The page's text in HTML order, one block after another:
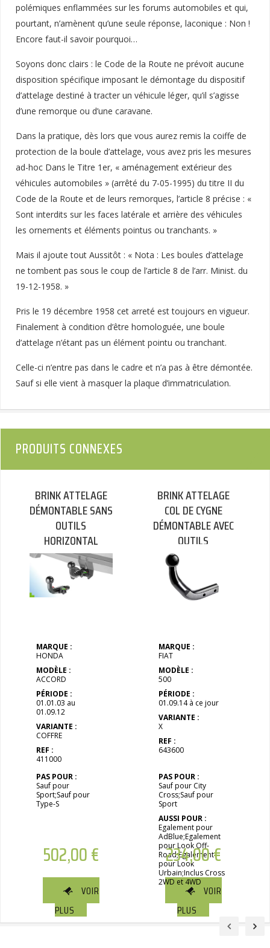
polémiques enflammées sur les forums automobiles et qui,
pourtant, n’amènent qu’une seule réponse, laconique : Non !
Encore faut-il savoir pourquoi…
Soyons donc clairs : le Code de la Route ne prévoit aucune
disposition spécifique imposant le démontage du dispositif
d’attelage destiné à tracter un véhicule léger, qu’il s’agisse
d’une remorque ou d’une caravane.
Dans la pratique, dès lors que vous aurez remis la coiffe de
protection de la boule d’attelage, vous avez pris les mesures
ad-hoc Dans le Titre 1er, « aménagement extérieur des
véhicules automobiles » (arrêté du 7-05-1995) du titre II du
Code de la Route et de leurs remorques, l’article 8 précise : «
Sont interdits sur les faces latérale et arrière des véhicules
les ornements et éléments pointus ou tranchants. »
Mais il ajoute tout Aussitôt : « Nota : Les boules d’attelage
ne tombent pas sous le coup de l’article 8 de l’arr. Minist. du
19-12-1958. »
Pris le 19 décembre 1958 cet arreté est toujours en vigueur.
Finalement à condition d’être homologuée, une boule
d’attelage n’étant pas un élément pointu ou tranchant.
Celle-ci n’entre pas dans le cadre et n’a pas à être démontée.
Sauf si elle vient à masquer la plaque d’immatriculation.
PRODUITS CONNEXES
BRINK ATTELAGE
DÉMONTABLE SANS
OUTILS
HORIZONTAL
MARQUE :
HONDA
MODÈLE :
ACCORD
PÉRIODE :
01.01.03 au
01.09.12
VARIANTE :
COFFRE
REF :
411000
PAS POUR :
Sauf pour
Sport;Sauf pour
Type-S
502,00€
VOIR
PLUS
BRINK ATTELAGE
COL DE CYGNE
DÉMONTABLE AVEC
OUTILS
MARQUE :
FIAT
MODÈLE :
500
PÉRIODE :
01.09.14 à ce jour
VARIANTE :
X
REF :
643600
PAS POUR :
Sauf pour City
Cross;Sauf pour
Sport
AUSSI POUR :
Egalement pour
AdBlue;Egalement
pour Look Off-
Road;Egalement
pour Look
Urbain;Inclus Cross
2WD et 4WD
234,00€
VOIR
PLUS